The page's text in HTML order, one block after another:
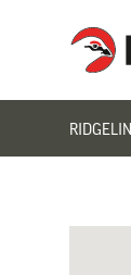
Interjakt